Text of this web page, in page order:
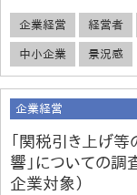
企業経営 経営者
中小企業 景況感
企業経営
「関税引き上げ
響」についての調
企業対象）